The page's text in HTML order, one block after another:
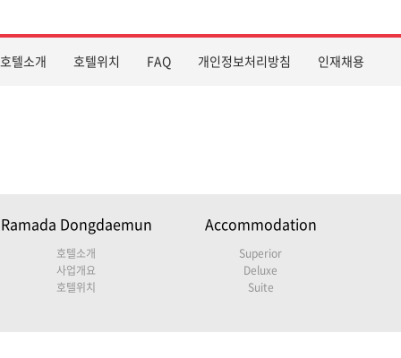
호텔소개 호텔위치 FAQ 개인정보처리방침 인재채용
Ramada Dongdaemun
호텔소개
사업개요
호텔위치
Accommodation
Superior
Deluxe
Suite